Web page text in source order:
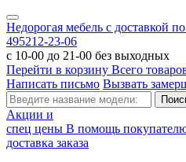
Недорогая мебель с доставкой
495212-23-06
с 10-00 до 21-00 без выходных
Перейти в корзину Всего
Написать письмо Вызвать
Акции и
спец цены В помощь
доставка заказа